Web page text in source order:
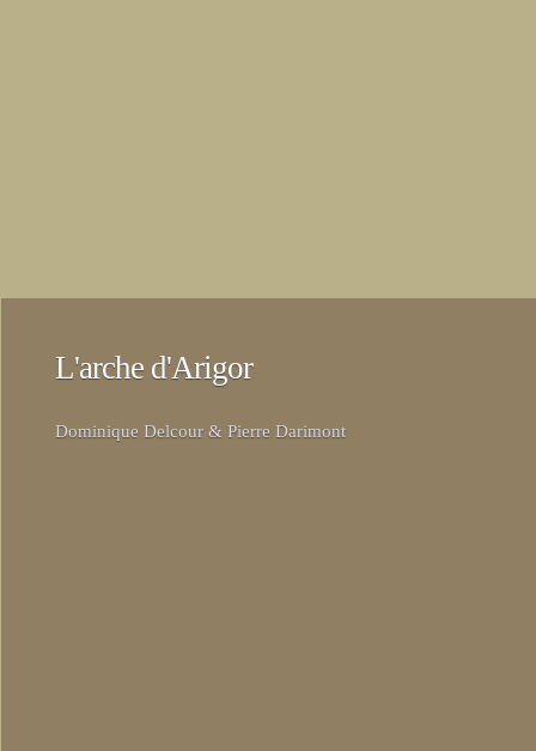
L'arche d'Arigor
Dominique Delcour & Pierre Darimont